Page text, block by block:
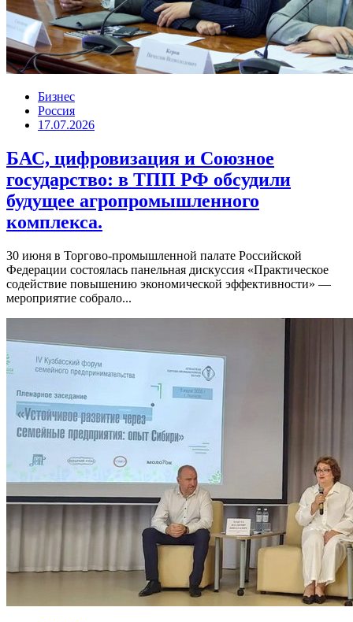
Бизнес
Россия
17.07.2026
БАС, цифровизация и Союзное
государство: в ТПП РФ обсудили
будущее агропромышленного
комплекса.
30 июня в Торгово-промышленной палате Российской
Федерации состоялась панельная дискуссия «Практическое
содействие повышению экономической эффективности» —
мероприятие собрало...